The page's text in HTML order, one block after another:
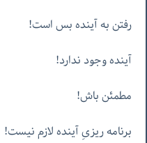
رفتن به آینده بس است!
آینده وجود ندارد!
مطمئن باش!
برنامه ریزیِ آینده لازم نیست!